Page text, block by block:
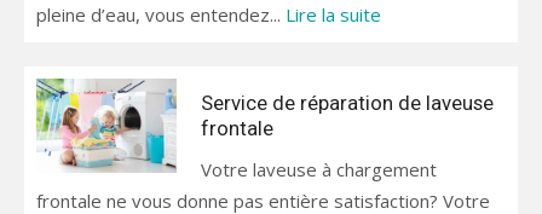
pleine d’eau, vous entendez... Lire la suite
Service de réparation de laveuse
frontale
Votre laveuse à chargement
frontale ne vous donne pas entière satisfaction? Votre